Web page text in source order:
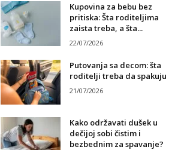
Kupovina za bebu bez
pritiska: Šta roditeljima
zaista treba, a šta...
22/07/2026
Putovanja sa decom: šta
roditelji treba da spakuju
21/07/2026
Kako održavati dušek u
dečijoj sobi čistim i
bezbednim za spavanje?